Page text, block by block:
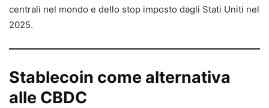
centrali nel mondo e dello stop imposto dagli Stati Uniti nel
2025.
Stablecoin come alternativa
alle CBDC